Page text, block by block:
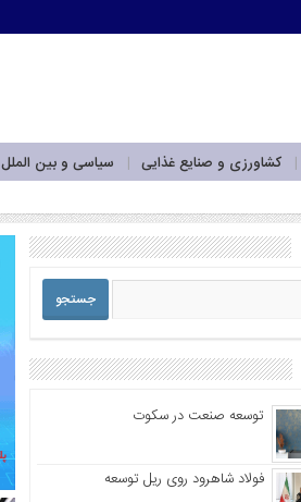
کشاورزی و صنایع غذایی سیاسی و بین الملل
توسعه صنعت در سکوت
فولاد شاهرود روی ریل توسعه